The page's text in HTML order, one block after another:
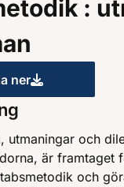
:
ner
Stabsmetodik :
utmaningar och
är framtaget
och